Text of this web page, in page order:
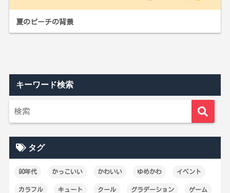
夏のビーチの背景
キーワード検索
タグ
90年代 かっこいい かわいい ゆめかわ イベント
カラフル キュート クール グラデーション ゲーム